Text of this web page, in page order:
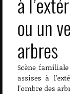
à
ou un
arbres
Scène
assises à
l’ombre des